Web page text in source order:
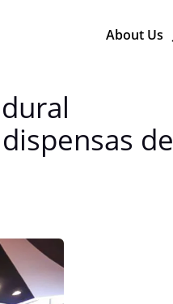
About Us
de